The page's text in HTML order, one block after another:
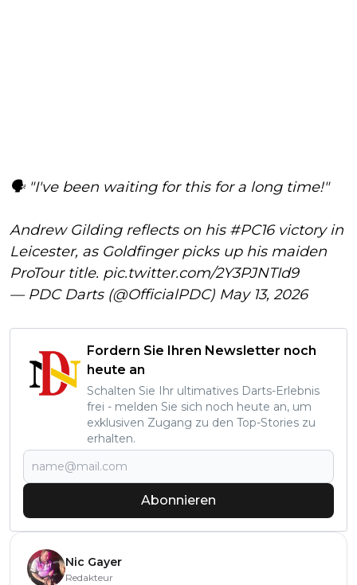
🗣️ "I've been waiting for this for a long time!"
Andrew Gilding reflects on his #PC16victory in
Leicester, as Goldfinger picks up his maiden
ProTour title. pic.twitter.com/2Y3PJNTId9
— PDC Darts (@OfficialPDC) May 13, 2026
Fordern Sie Ihren Newsletter noch
heute an
Schalten Sie Ihr ultimatives Darts-Erlebnis
frei - melden Sie sich noch heute an, um
exklusiven Zugang zu den Top-Stories zu
erhalten.
Abonnieren
Nic Gayer
Redakteur